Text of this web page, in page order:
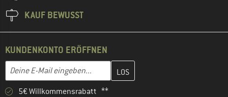
KAUF BEWUSST
KUNDENKONTO ERÖFFNEN
E-Mail-Adresse
Gib hier deine E-Mail-Adresse ein und erstelle im nächsten
5€ Willkommensrabatt **